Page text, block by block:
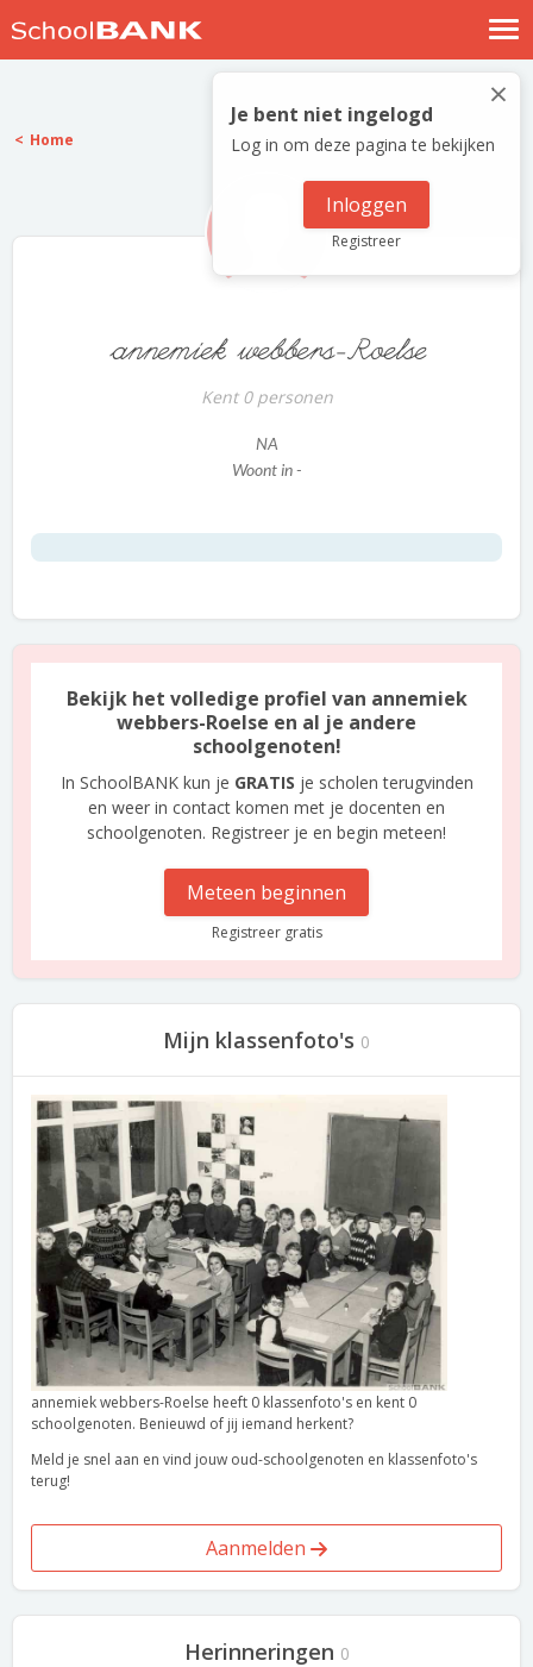
Nostalgische verhalen
Log in
Meld je gratis aan
×
Je bent niet ingelogd
Log in om deze pagina te bekijken
Inloggen
Registreer
Home
annemiek webbers-Roelse
Kent 0 personen
NA
Woont in -
Bekijk het volledige profiel van annemiek
webbers-Roelse en al je andere
schoolgenoten!
In SchoolBANK kun je GRATIS je scholen terugvinden
en weer in contact komen met je docenten en
schoolgenoten. Registreer je en begin meteen!
Meteen beginnen
Registreer gratis
Mijn klassenfoto's 0
annemiek webbers-Roelse heeft 0 klassenfoto's en kent 0
schoolgenoten. Benieuwd of jij iemand herkent?
Meld je snel aan en vind jouw oud-schoolgenoten en klassenfoto's
terug!
Aanmelden
Herinneringen 0